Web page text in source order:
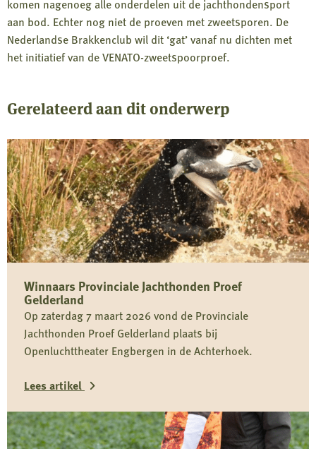
komen nagenoeg alle onderdelen uit de jachthondensport
aan bod. Echter nog niet de proeven met zweetsporen. De
Nederlandse Brakkenclub wil dit ‘gat’ vanaf nu dichten met
het initiatief van de VENATO-zweetspoorproef.
Gerelateerd aan dit onderwerp
Winnaars Provinciale Jachthonden Proef
Gelderland
Op zaterdag 7 maart 2026 vond de Provinciale
Jachthonden Proef Gelderland plaats bij
Openluchttheater Engbergen in de Achterhoek.
Lees artikel
Lees
meer